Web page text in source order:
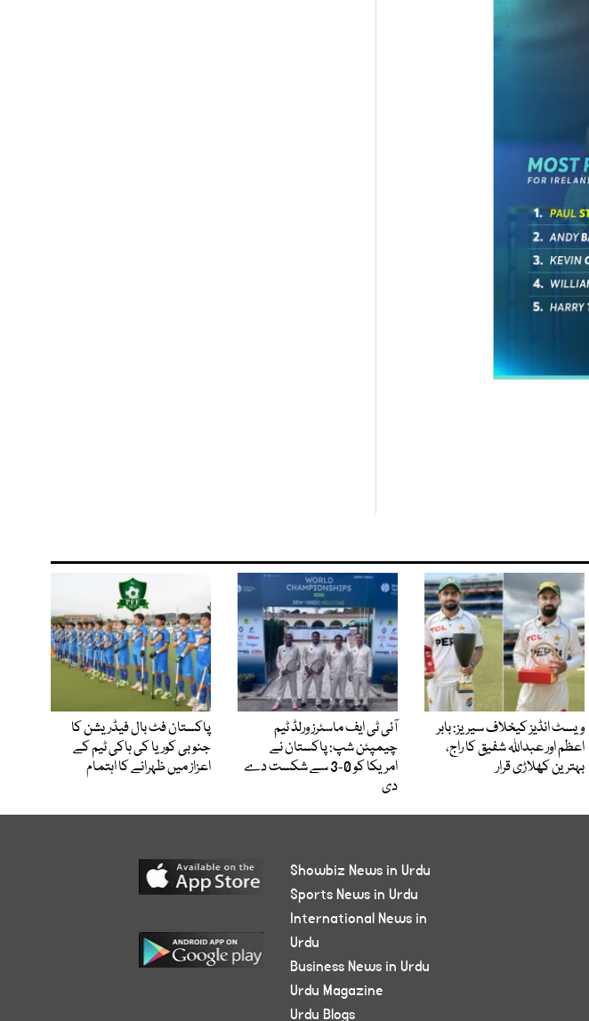
ویسٹ انڈیز کیخلاف سیریز: بابر
اعظم اور عبداللہ شفیق کا راج،
بہترین کھلاڑی قرار
آئی ٹی ایف ماسٹرز ورلڈ ٹیم
چیمپئن شپ: پاکستان نے
امریکا کو 0-3 سے شکست دے
دی
پاکستان فٹ بال فیڈریشن کا
جنوبی کوریا کی ہاکی ٹیم کے
اعزاز میں ظہرانے کا اہتمام
Showbiz News in Urdu
Sports News in Urdu
International News in
Urdu
Business News in Urdu
Urdu Magazine
Urdu Blogs